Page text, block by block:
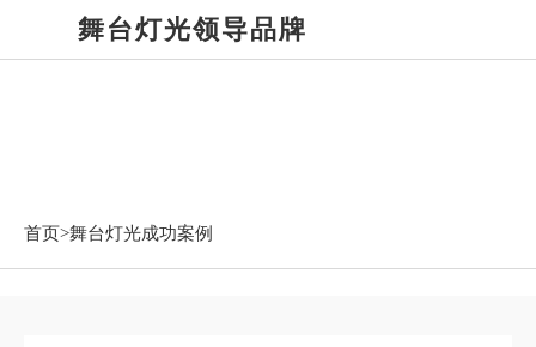
舞台灯光领导品牌
首页>舞台灯光成功案例